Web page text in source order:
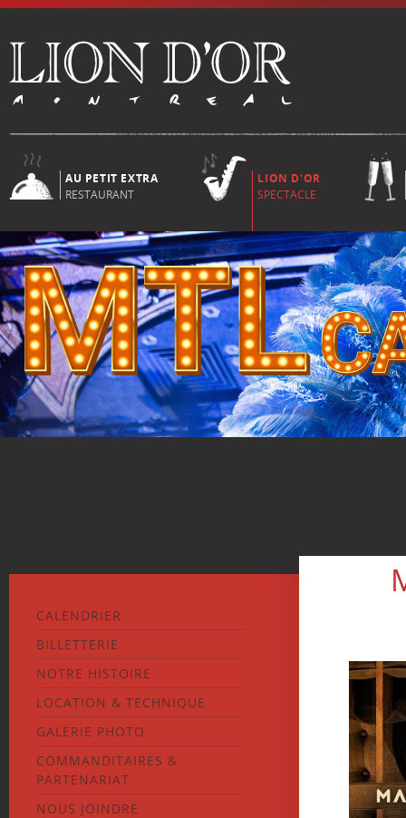
AU PETIT EXTRA
RESTAURANT
LION D'OR
SPECTACLE
CALENDRIER
BILLETTERIE
NOTRE HISTOIRE
LOCATION & TECHNIQUE
GALERIE PHOTO
COMMANDITAIRES &
PARTENARIAT
NOUS JOINDRE